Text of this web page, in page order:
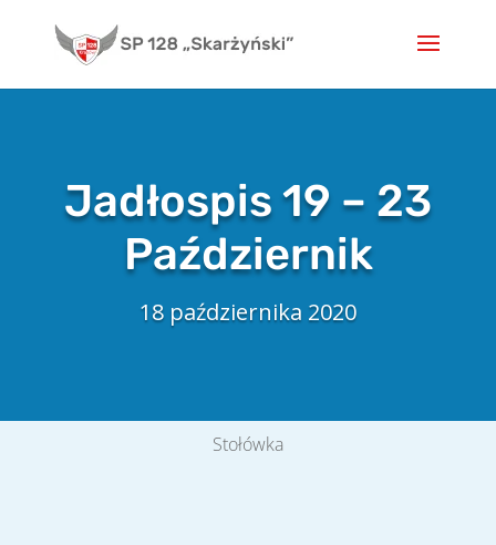
content
Jadłospis 19 – 23
Październik
18 października 2020
Stołówka